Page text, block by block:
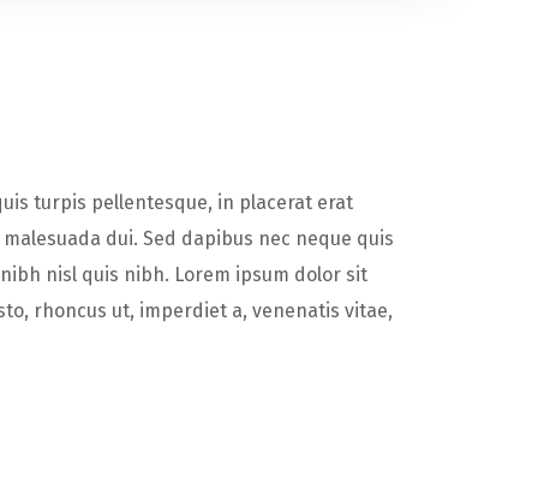
turpis pellentesque, in placerat erat
dui. Sed dapibus nec neque quis
nisl quis nibh. Lorem ipsum dolor sit
rhoncus ut, imperdiet a, venenatis vitae,